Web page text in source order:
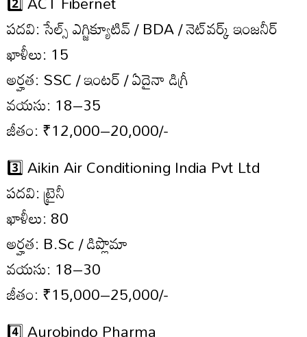
పదవి: సేల్స్ ఎగ్జిక్యూటివ్ / BDA / నెట్‌వర్క్ ఇంజనీర్
ఖాళీలు: 15
అర్హత: SSC / ఇంటర్ / ఏదైనా డిగ్రీ
వయసు: 18–35
జీతం: ₹12,000–20,000/-
3️⃣ Aikin Air Conditioning India Pvt Ltd
పదవి: ట్రైనీ
ఖాళీలు: 80
అర్హత: B.Sc / డిప్లొమా
వయసు: 18–30
జీతం: ₹15,000–25,000/-